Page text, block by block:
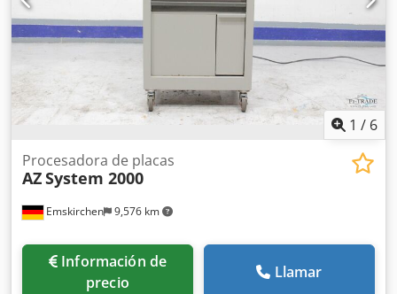
1 / 6
Emskirchen 9,576 km
Procesadora de placas
AZSystem 2000
Información de
precio
Llamar